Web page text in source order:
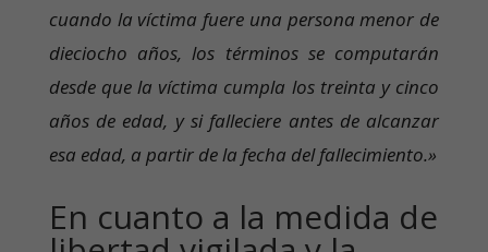
cuando la víctima fuere una persona menor de
dieciocho años, los términos se computarán
desde que la víctima cumpla los treinta y cinco
años de edad, y si falleciere antes de alcanzar
esa edad, a partir de la fecha del fallecimiento.»
En cuanto a la medida de